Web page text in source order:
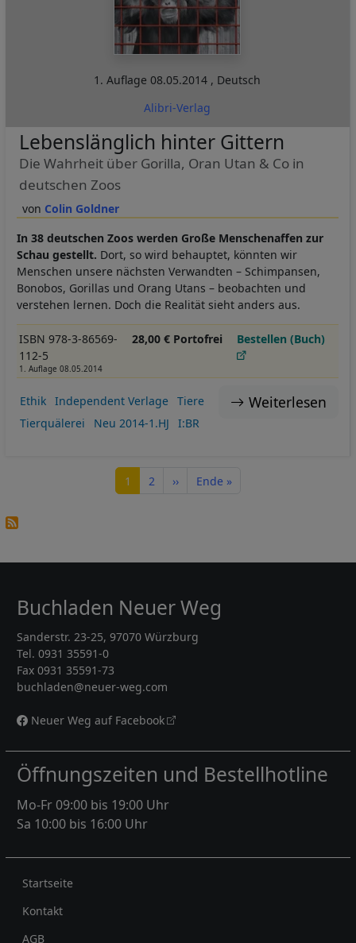
1. Auflage08.05.2014 , Deutsch
Alibri-Verlag
Colin Goldner
Lebenslänglich hinter Gittern
Die Wahrheit über Gorilla, Oran Utan & Co in
deutschen Zoos
In 38 deutschen Zoos werden Große Menschenaffen zur
Schau gestellt. Dort, so wird behauptet, könnten wir
Menschen unsere nächsten Verwandten – Schimpansen,
Bonobos, Gorillas und Orang Utans – beobachten und
verstehen lernen. Doch die Realität sieht anders aus.
ISBN 978-3-86569-
112-5
1. Auflage 08.05.2014
28,00 € Portofrei Bestellen (Buch)
Weiterlesen
Ethik Independent Verlage
Tiere
Tierquälerei
Neu 2014-1.HJ I:BR
Seite
1 Seite
2 Nächste Seite
›› Letzte Seite
Ende »
Buchladen Neuer Weg
Sanderstr. 23-25, 97070 Würzburg
Tel. 0931 35591-0
Fax 0931 35591-73
buchladen@neuer-weg.com
Neuer Weg auf Facebook
Öffnungszeiten und Bestellhotline
Mo-Fr 09:00 bis 19:00 Uhr
Sa 10:00 bis 16:00 Uhr
Rechtliches
Startseite
Kontakt
AGB